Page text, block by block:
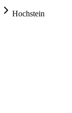
Hochstein